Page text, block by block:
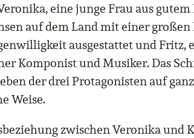
eine junge Frau aus gutem
auf dem Land mit einer
ausgestattet und Fritz,
Komponist und Musiker. Das
der drei Protagonisten auf ganz
Weise.
zwischen Veronika und